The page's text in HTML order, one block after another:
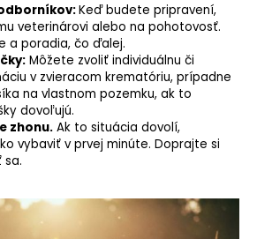
Keď budete pripravení,
veterinárovi alebo na pohotovosť.
a poradia, čo ďalej.
Môžete zvoliť individuálnu či
v zvieracom krematóriu, prípadne
na vlastnom pozemku, ak to
dovoľujú.
zhonu. Ak to situácia dovolí,
vybaviť v prvej minúte. Doprajte si
sa.